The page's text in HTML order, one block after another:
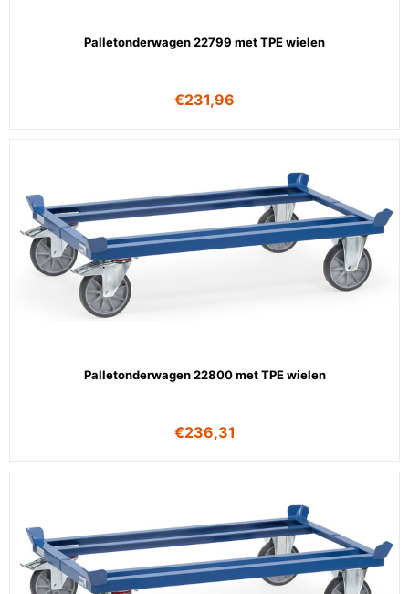
Palletonderwagen 22799 met TPE wielen
€231,96
Palletonderwagen 22800 met TPE wielen
€236,31